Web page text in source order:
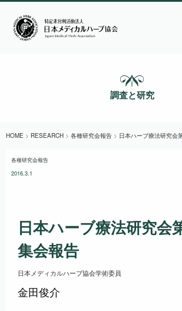
調査と研究
HOME > RESEARCH > 各種研究会報告 > 日本ハーブ療法研究会
各種研究会報告
2016.3.1
日本ハーブ療法研究会
集会報告
日本メディカルハーブ協会学術委員
金田俊介